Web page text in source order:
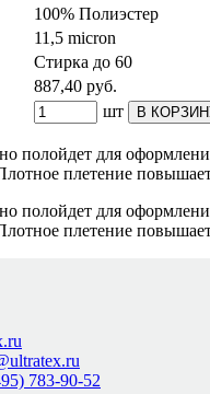
100% Полиэстер
11,5 micron
Стирка до 60
887,40 руб.
шт В
полойдет для
плетение
полойдет для
плетение
783-90-52